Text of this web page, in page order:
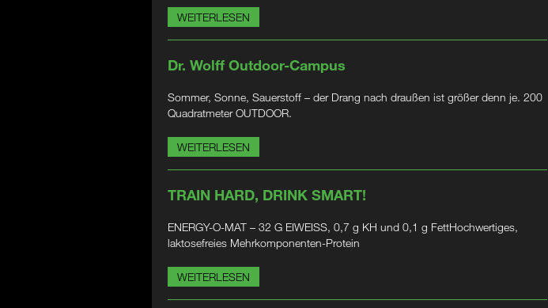
WEITERLESEN
Dr. Wolff Outdoor-Campus
Sommer, Sonne, Sauerstoff – der Drang nach draußen ist größer denn je. 200
Quadratmeter OUTDOOR.
WEITERLESEN
TRAIN HARD, DRINK SMART!
ENERGY-O-MAT – 32 G EIWEISS, 0,7 g KH und 0,1 g FettHochwertiges,
laktosefreies Mehrkomponenten-Protein
WEITERLESEN